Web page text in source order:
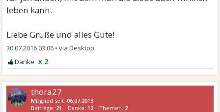
leben kann.
Liebe Grüße und alles Gute!
30.07.2016 03:06 •
x 2
thora27
Mitglied seit:06.07.2013
Beiträge: 21 Danke: 12 Themen: 2